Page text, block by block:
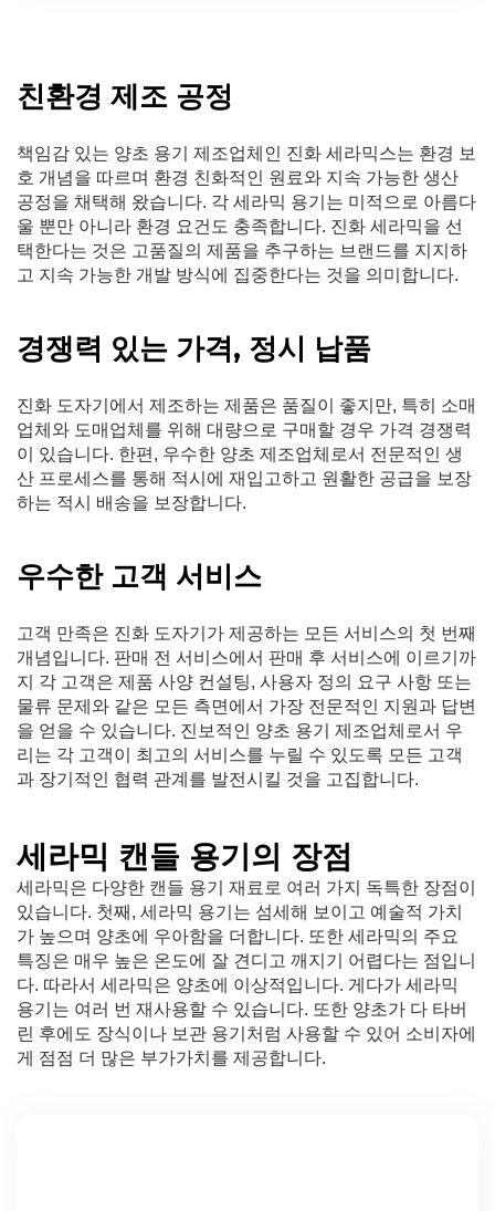
친환경 제조 공정
책임감 있는 양초 용기 제조업체인 진화 세라믹스는 환경 보
호 개념을 따르며 환경 친화적인 원료와 지속 가능한 생산
공정을 채택해 왔습니다. 각 세라믹 용기는 미적으로 아름다
울 뿐만 아니라 환경 요건도 충족합니다. 진화 세라믹을 선
택한다는 것은 고품질의 제품을 추구하는 브랜드를 지지하
고 지속 가능한 개발 방식에 집중한다는 것을 의미합니다.
경쟁력 있는 가격, 정시 납품
진화 도자기에서 제조하는 제품은 품질이 좋지만, 특히 소매
업체와 도매업체를 위해 대량으로 구매할 경우 가격 경쟁력
이 있습니다. 한편, 우수한 양초 제조업체로서 전문적인 생
산 프로세스를 통해 적시에 재입고하고 원활한 공급을 보장
하는 적시 배송을 보장합니다.
우수한 고객 서비스
고객 만족은 진화 도자기가 제공하는 모든 서비스의 첫 번째
개념입니다. 판매 전 서비스에서 판매 후 서비스에 이르기까
지 각 고객은 제품 사양 컨설팅, 사용자 정의 요구 사항 또는
물류 문제와 같은 모든 측면에서 가장 전문적인 지원과 답변
을 얻을 수 있습니다. 진보적인 양초 용기 제조업체로서 우
리는 각 고객이 최고의 서비스를 누릴 수 있도록 모든 고객
과 장기적인 협력 관계를 발전시킬 것을 고집합니다.
세라믹 캔들 용기의 장점
세라믹은 다양한 캔들 용기 재료로 여러 가지 독특한 장점이
있습니다. 첫째, 세라믹 용기는 섬세해 보이고 예술적 가치
가 높으며 양초에 우아함을 더합니다. 또한 세라믹의 주요
특징은 매우 높은 온도에 잘 견디고 깨지기 어렵다는 점입니
다. 따라서 세라믹은 양초에 이상적입니다. 게다가 세라믹
용기는 여러 번 재사용할 수 있습니다. 또한 양초가 다 타버
린 후에도 장식이나 보관 용기처럼 사용할 수 있어 소비자에
게 점점 더 많은 부가가치를 제공합니다.